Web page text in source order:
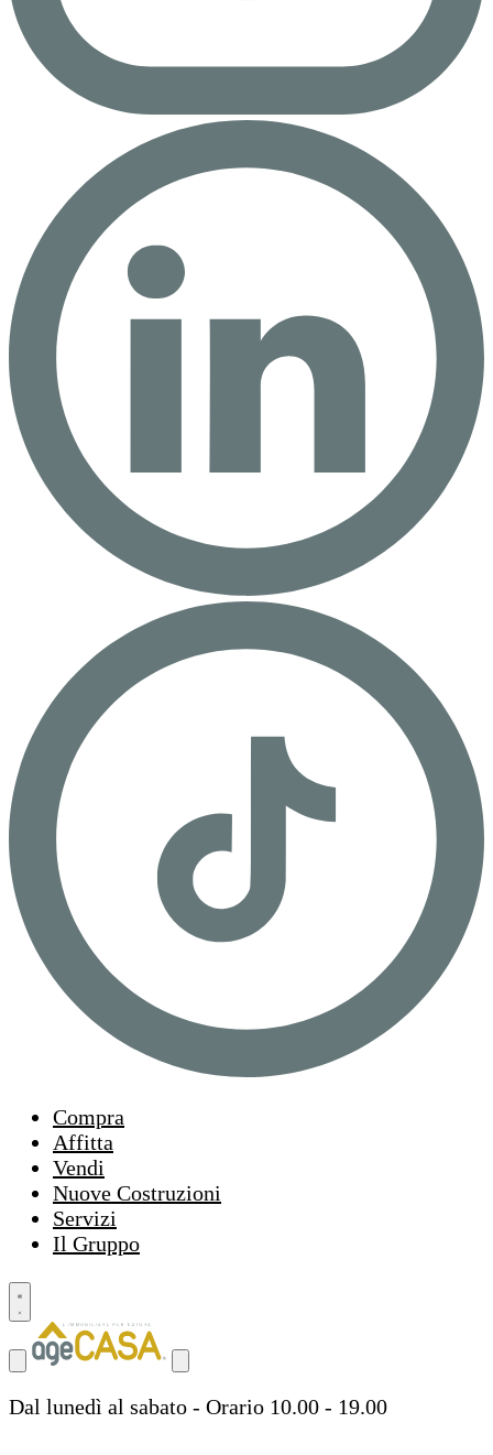
Compra
Affitta
Vendi
Nuove Costruzioni
Servizi
Il Gruppo
Dal lunedì al sabato - Orario 10.00 - 19.00